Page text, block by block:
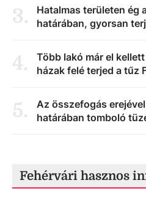
3.
Hatalmas területen ég
határában, gyorsan
4.
Több lakó már el
házak felé terjed a tűz
5.
Az összefogás
határában tomboló
Fehérvári hasznos